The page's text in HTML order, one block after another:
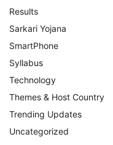
Results
Sarkari Yojana
SmartPhone
Syllabus
Technology
Themes & Host Country
Trending Updates
Uncategorized